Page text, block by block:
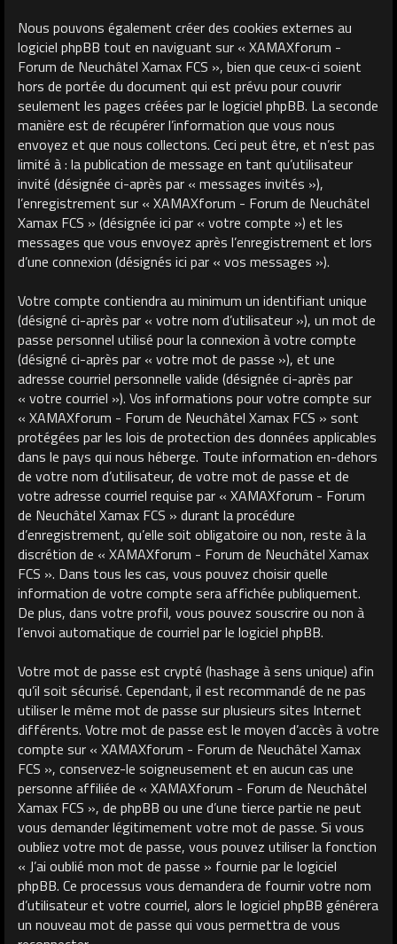
Nous pouvons également créer des cookies externes au
logiciel phpBB tout en naviguant sur « XAMAXforum -
Forum de Neuchâtel Xamax FCS », bien que ceux-ci soient
hors de portée du document qui est prévu pour couvrir
seulement les pages créées par le logiciel phpBB. La seconde
manière est de récupérer l’information que vous nous
envoyez et que nous collectons. Ceci peut être, et n’est pas
limité à : la publication de message en tant qu’utilisateur
invité (désignée ci-après par « messages invités »),
l’enregistrement sur « XAMAXforum - Forum de Neuchâtel
Xamax FCS » (désignée ici par « votre compte ») et les
messages que vous envoyez après l’enregistrement et lors
d’une connexion (désignés ici par « vos messages »).
Votre compte contiendra au minimum un identifiant unique
(désigné ci-après par « votre nom d’utilisateur »), un mot de
passe personnel utilisé pour la connexion à votre compte
(désigné ci-après par « votre mot de passe »), et une
adresse courriel personnelle valide (désignée ci-après par
« votre courriel »). Vos informations pour votre compte sur
« XAMAXforum - Forum de Neuchâtel Xamax FCS » sont
protégées par les lois de protection des données applicables
dans le pays qui nous héberge. Toute information en-dehors
de votre nom d’utilisateur, de votre mot de passe et de
votre adresse courriel requise par « XAMAXforum - Forum
de Neuchâtel Xamax FCS » durant la procédure
d’enregistrement, qu’elle soit obligatoire ou non, reste à la
discrétion de « XAMAXforum - Forum de Neuchâtel Xamax
FCS ». Dans tous les cas, vous pouvez choisir quelle
information de votre compte sera affichée publiquement.
De plus, dans votre profil, vous pouvez souscrire ou non à
l’envoi automatique de courriel par le logiciel phpBB.
Votre mot de passe est crypté (hashage à sens unique) afin
qu’il soit sécurisé. Cependant, il est recommandé de ne pas
utiliser le même mot de passe sur plusieurs sites Internet
différents. Votre mot de passe est le moyen d’accès à votre
compte sur « XAMAXforum - Forum de Neuchâtel Xamax
FCS », conservez-le soigneusement et en aucun cas une
personne affiliée de « XAMAXforum - Forum de Neuchâtel
Xamax FCS », de phpBB ou une d’une tierce partie ne peut
vous demander légitimement votre mot de passe. Si vous
oubliez votre mot de passe, vous pouvez utiliser la fonction
« J’ai oublié mon mot de passe » fournie par le logiciel
phpBB. Ce processus vous demandera de fournir votre nom
d’utilisateur et votre courriel, alors le logiciel phpBB générera
un nouveau mot de passe qui vous permettra de vous